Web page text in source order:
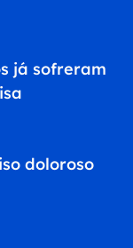
já sofreram
doloroso